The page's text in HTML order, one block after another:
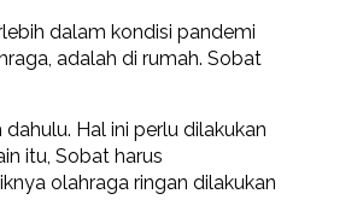
dalam kondisi pandemi
adalah di rumah. Sobat
Hal ini perlu dilakukan
itu, Sobat harus
olahraga ringan dilakukan